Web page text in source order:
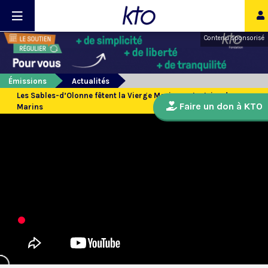
Contenu sponsorisé
Émissions
Actualités
Les Sables-d’Olonne fêtent la Vierge Marie, protectrice des
Marins
Faire un don à KTO